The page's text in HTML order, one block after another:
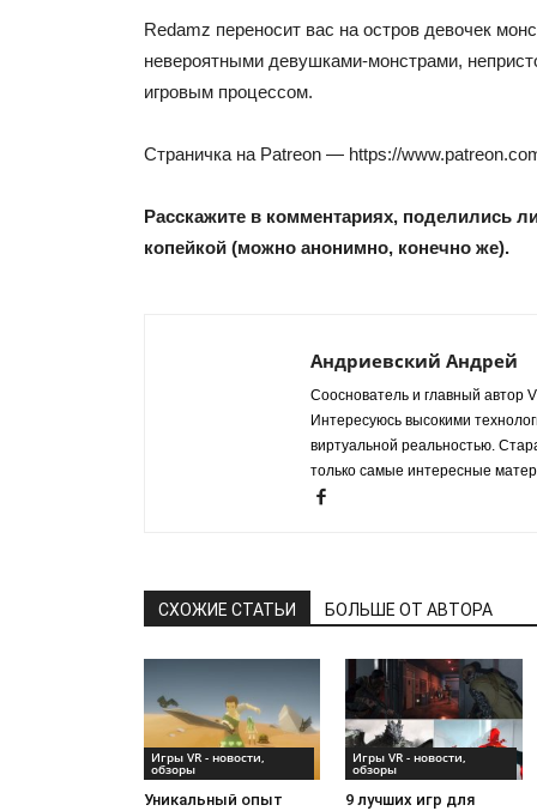
Redamz переносит вас на остров девочек
невероятными девушками-монстрами,
игровым процессом.
Страничка на Patreon — https://
Расскажите в комментариях, поделились
копейкой (можно анонимно, конечно же).
Андриевский Андрей
Сооснователь и главный автор
Интересуюсь высокими
виртуальной реальностью.
только самые интересные
СХОЖИЕ СТАТЬИ БОЛЬШЕ ОТ АВТОРА
Игры VR - новости,
обзоры
Уникальный опыт
Игры VR - новости,
обзоры
9 лучших игр для